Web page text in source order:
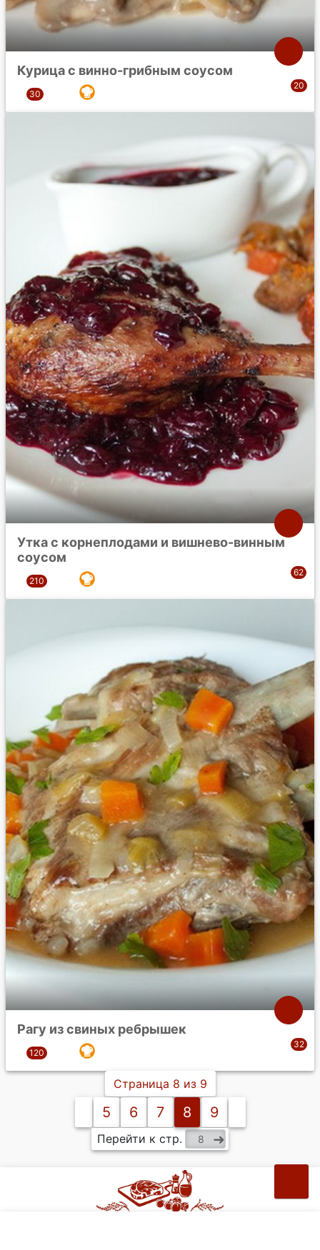
Курица с винно-грибным соусом
Утка с корнеплодами и вишнево-винным
соусом
Рагу из свиных ребрышек
Страница 8 из 9
5 6 7 8 9
Перейти к стр.